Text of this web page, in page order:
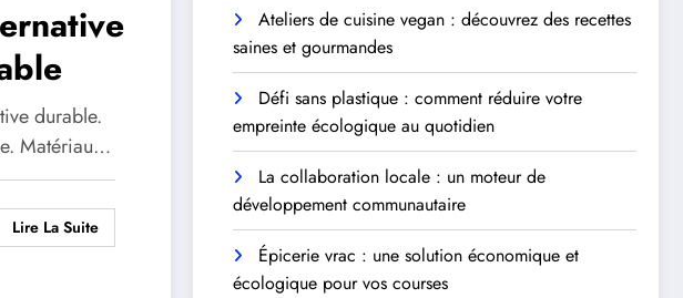
durable.
Matériau…
Lire La Suite
Ateliers de cuisine vegan : découvrez des recettes
saines et gourmandes
Défi sans plastique : comment réduire votre
empreinte écologique au quotidien
La collaboration locale : un moteur de
développement communautaire
Épicerie vrac : une solution économique et
écologique pour vos courses